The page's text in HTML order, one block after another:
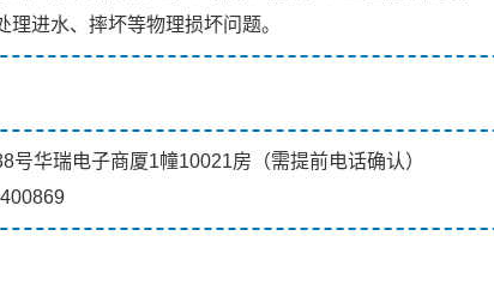
进水、摔坏等物理损坏问题。
号华瑞电子商厦1幢10021房（需提前电话确认）